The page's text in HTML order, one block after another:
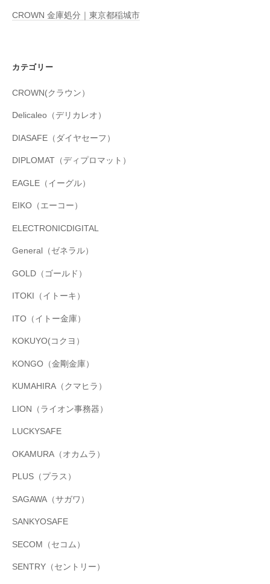
CROWN 金庫処分｜東京都稲城市
カテゴリー
CROWN(クラウン）
Delicaleo（デリカレオ）
DIASAFE（ダイヤセーフ）
DIPLOMAT（ディプロマット）
EAGLE（イーグル）
EIKO（エーコー）
ELECTRONICDIGITAL
General（ゼネラル）
GOLD（ゴールド）
ITOKI（イトーキ）
ITO（イトー金庫）
KOKUYO(コクヨ）
KONGO（金剛金庫）
KUMAHIRA（クマヒラ）
LION（ライオン事務器）
LUCKYSAFE
OKAMURA（オカムラ）
PLUS（プラス）
SAGAWA（サガワ）
SANKYOSAFE
SECOM（セコム）
SENTRY（セントリー）